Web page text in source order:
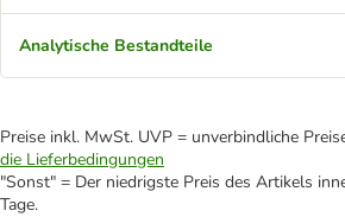
Analytische Bestandteile
Preise inkl. MwSt. UVP = unverbindliche
die Lieferbedingungen
"Sonst" = Der niedrigste Preis des Artikels
Tage.